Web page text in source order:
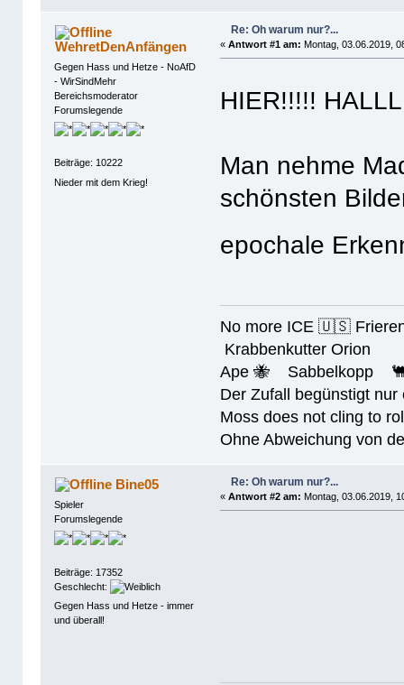
WehretDenAnfängen
Gegen Hass und Hetze - NoAfD
- WirSindMehr
Bereichsmoderator
Forumslegende
Beiträge: 10222
Nieder mit dem Krieg!
Re: Oh warum nur?...
«Antwort #1 am: Montag, 03.06.2019,
HIER!!!!!
Man nehme
schönsten
epochale
No more ICE 🇺🇸
Krabbenkutter Orion
Ape 🐝 Sabbelkopp
Der Zufall begünstigt
Moss does not cling to
Ohne Abweichung von
Bine05
Spieler
Forumslegende
Beiträge: 17352
Geschlecht:
Gegen Hass und Hetze - immer
und überall!
Re: Oh warum nur?...
«Antwort #2 am: Montag, 03.06.2019,